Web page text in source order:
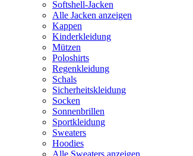
Softshell-Jacken
Alle Jacken anzeigen
Kappen
Kinderkleidung
Mützen
Poloshirts
Regenkleidung
Schals
Sicherheitskleidung
Socken
Sonnenbrillen
Sportkleidung
Sweaters
Hoodies
Alle Sweaters anzeigen